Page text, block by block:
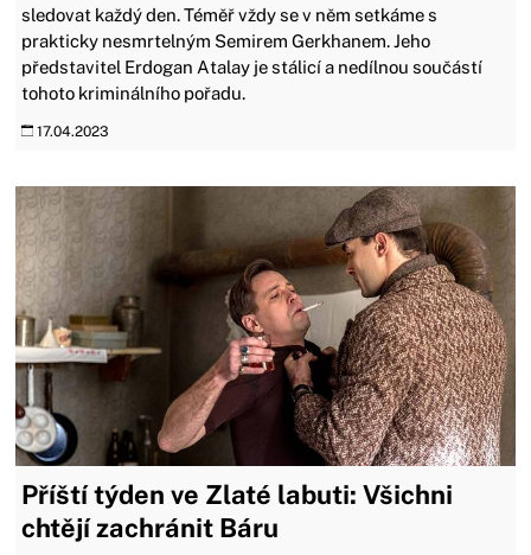
sledovat každý den. Téměř vždy se v něm setkáme s
prakticky nesmrtelným Semirem Gerkhanem. Jeho
představitel Erdogan Atalay je stálicí a nedílnou součástí
tohoto kriminálního pořadu.
17.04.2023
Příští týden ve Zlaté labuti: Všichni
chtějí zachránit Báru